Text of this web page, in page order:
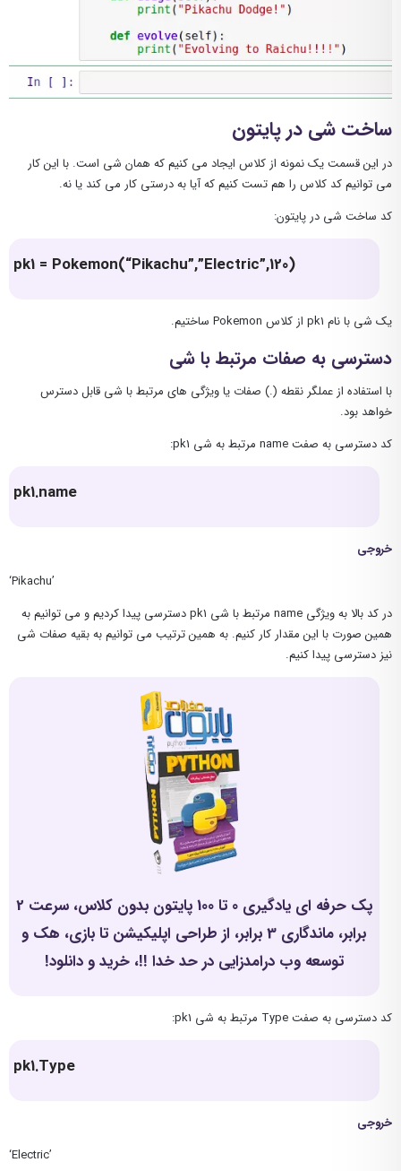
ساخت شی در پایتون
در این قسمت یک نمونه از کلاس ایجاد می کنیم که همان شی است. با این کار
می توانیم کد کلاس را هم تست کنیم که آیا به درستی کار می کند یا نه.
کد ساخت شی در پایتون:
pk1 = Pokemon(“Pikachu”,”Electric”,120)
یک شی با نام pk1 از کلاس Pokemon ساختیم.
دسترسی به صفات مرتبط با شی
با استفاده از عملگر نقطه (.) صفات یا ویژگی های مرتبط با شی قابل دسترس
خواهد بود.
کد دسترسی به صفت name مرتبط به شی pk1:
pk1.name
خروجی
‘Pikachu’
در کد بالا به ویژگی name مرتبط با شی pk1 دسترسی پیدا کردیم و می توانیم به
همین صورت با این مقدار کار کنیم. به همین ترتیب می توانیم به بقیه صفات شی
نیز دسترسی پیدا کنیم.
پک حرفه ای یادگیری 0 تا 100 پایتون بدون کلاس، سرعت 2
برابر، ماندگاری 3 برابر، از طراحی اپلیکیشن تا بازی، هک و
توسعه وب درامدزایی در حد خدا !!، خرید و دانلود!
کد دسترسی به صفت Type مرتبط به شی pk1:
pk1.Type
خروجی
‘Electric’